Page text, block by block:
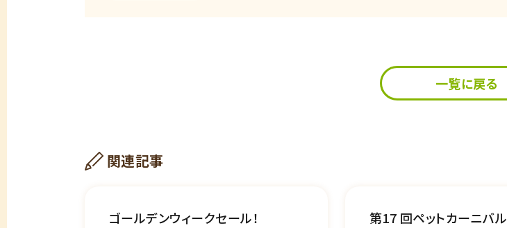
一覧に戻る
関連記事
ゴールデンウィークセール！ 第17 回ペットカーニバル